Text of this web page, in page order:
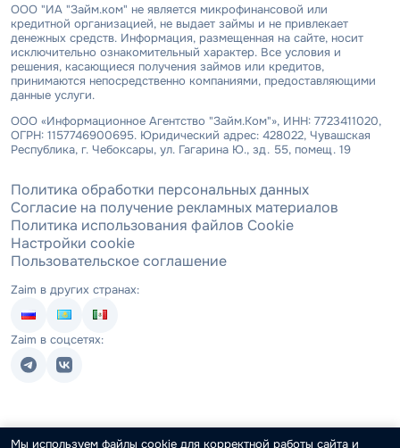
ООО "ИА "Займ.ком" не является микрофинансовой или
кредитной организацией, не выдает займы и не привлекает
денежных средств. Информация, размещенная на сайте, носит
исключительно ознакомительный характер. Все условия и
решения, касающиеся получения займов или кредитов,
принимаются непосредственно компаниями, предоставляющими
данные услуги.
ООО «Информационное Агентство "Займ.Ком"», ИНН: 7723411020,
ОГРН: 1157746900695. Юридический адрес: 428022, Чувашская
Республика, г. Чебоксары, ул. Гагарина Ю., зд. 55, помещ. 19
Политика обработки персональных данных
Согласие на получение рекламных материалов
Политика использования файлов Cookie
Настройки cookie
Пользовательское соглашение
Zaim в других странах:
Zaim в соцсетях:
Мы используем файлы cookie для корректной работы сайта и